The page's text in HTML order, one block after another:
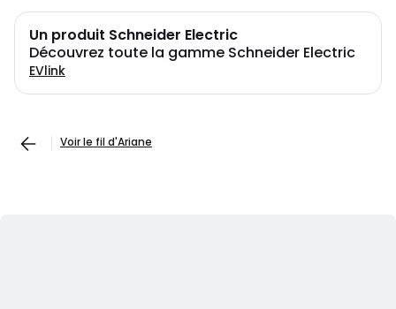
Un produit Schneider Electric
Découvrez toute la gamme Schneider Electric
EVlink
Voir le fil d'Ariane